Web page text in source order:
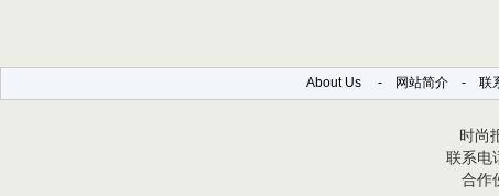
About Us- 网站简介- 联
时尚
联系电
合作